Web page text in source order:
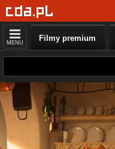
MENU Filmy premium